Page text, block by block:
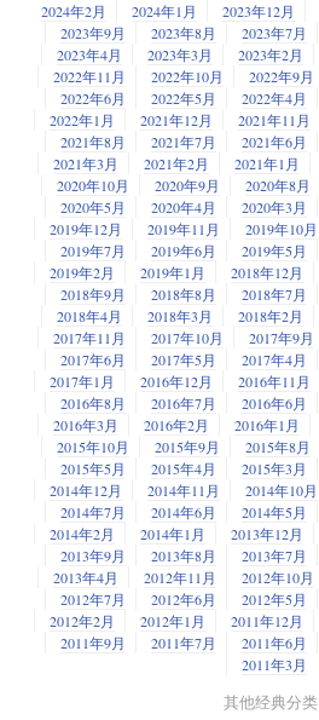
2024年2月 2024年1月 2023年12月
2023年9月
2023年8月 2023年7月
2023年4月
2023年3月 2023年2月
2022年11月
2022年10月 2022年9月
2022年6月
2022年5月 2022年4月
2022年1月
2021年12月 2021年11月
2021年8月
2021年7月 2021年6月
2021年3月
2021年2月 2021年1月
2020年10月
2020年9月 2020年8月
2020年5月
2020年4月 2020年3月
2019年12月
2019年11月 2019年10月
2019年7月
2019年6月 2019年5月
2019年2月
2019年1月 2018年12月
2018年9月
2018年8月 2018年7月
2018年4月
2018年3月 2018年2月
2017年11月
2017年10月 2017年9月
2017年6月
2017年5月 2017年4月
2017年1月
2016年12月 2016年11月
2016年8月
2016年7月 2016年6月
2016年3月
2016年2月 2016年1月
2015年10月
2015年9月 2015年8月
2015年5月
2015年4月 2015年3月
2014年12月
2014年11月 2014年10月
2014年7月
2014年6月 2014年5月
2014年2月
2014年1月 2013年12月
2013年9月
2013年8月 2013年7月
2013年4月
2012年11月 2012年10月
2012年7月
2012年6月 2012年5月
2012年2月
2012年1月 2011年12月
2011年9月
2011年7月 2011年6月
2011年3月
其他经典分类